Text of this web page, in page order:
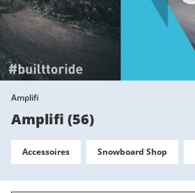
Amplifi
Amplifi (56)
Accessoires Snowboard Shop